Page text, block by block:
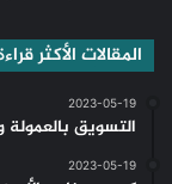
المقالات الأكثر
2023-05-19
التسويق
2023-05-19